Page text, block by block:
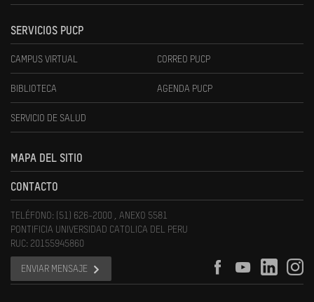
SERVICIOS PUCP
CAMPUS VIRTUAL CORREO PUCP
BIBLIOTECA AGENDA PUCP
SERVICIO DE SALUD
MAPA DEL SITIO
CONTACTO
TELÉFONO: (51) 626-2000 , ANEXO 5581
PONTIFICIA UNIVERSIDAD CATOLICA DEL PERU
RUC: 20155945860
ENVIAR MENSAJE